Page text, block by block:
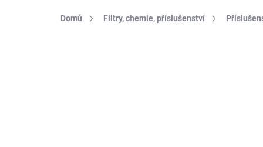
Domů Filtry, chemie, příslušenství